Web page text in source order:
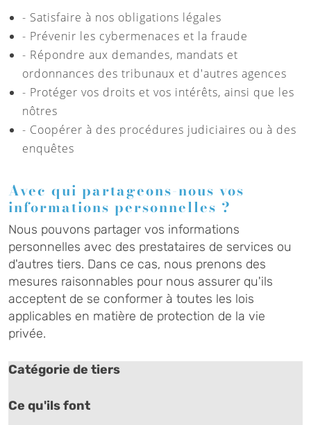
- Satisfaire à nos obligations légales
- Prévenir les cybermenaces et la fraude
- Répondre aux demandes, mandats et
ordonnances des tribunaux et d'autres agences
- Protéger vos droits et vos intérêts, ainsi que les
nôtres
- Coopérer à des procédures judiciaires ou à des
enquêtes
Avec qui partageons-nous vos
informations personnelles ?
Nous pouvons partager vos informations
personnelles avec des prestataires de services ou
d'autres tiers. Dans ce cas, nous prenons des
mesures raisonnables pour nous assurer qu'ils
acceptent de se conformer à toutes les lois
applicables en matière de protection de la vie
privée.
Catégorie de tiers
Ce qu'ils font